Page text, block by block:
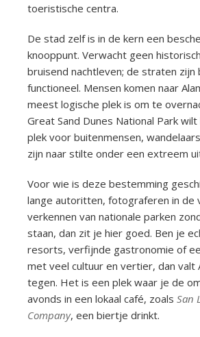
toeristische centra.
De stad zelf is in de kern een
knooppunt. Verwacht geen
bruisend nachtleven; de straten
functioneel. Mensen komen naar
meest logische plek is om te
Great Sand Dunes National Park
plek voor buitenmensen,
zijn naar stilte onder een extreem
Voor wie is deze bestemming
lange autoritten, fotograferen in de
verkennen van nationale parken
staan, dan zit je hier goed. Ben je
resorts, verfijnde gastronomie of
met veel cultuur en vertier, dan valt
tegen. Het is een plek waar je de
avonds in een lokaal café, zoals San
Company, een biertje drinkt.